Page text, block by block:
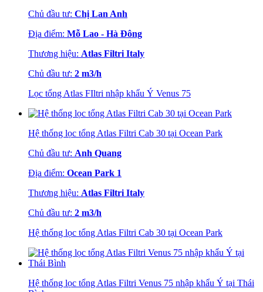
Chủ đầu tư: Chị Lan Anh
Địa điểm: Mỗ Lao - Hà Đông
Thương hiệu: Atlas Filtri Italy
Chủ đầu tư: 2 m3/h
Lọc tổng Atlas FIltri nhập khẩu Ý Venus 75
Hệ thống lọc tổng Atlas Filtri Cab 30 tại Ocean Park
Chủ đầu tư: Anh Quang
Địa điểm: Ocean Park 1
Thương hiệu: Atlas Filtri Italy
Chủ đầu tư: 2 m3/h
Hệ thống lọc tổng Atlas Filtri Cab 30 tại Ocean Park
Hệ thống lọc tổng Atlas Filtri Venus 75 nhập khẩu Ý tại Thái